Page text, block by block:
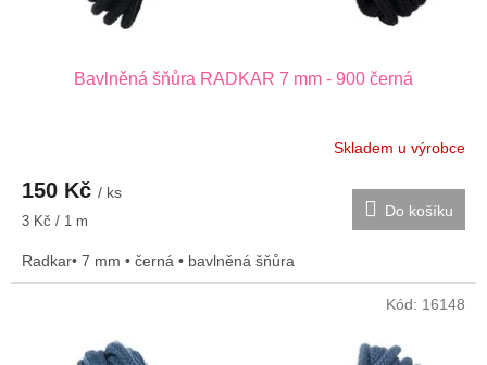
Bavlněná šňůra RADKAR 7 mm - 900 černá
Skladem u výrobce
150 Kč / ks
Měrná
3 Kč / 1 m
Do košíku
Radkar• 7 mm • černá • bavlněná šňůra
Kód: 16148